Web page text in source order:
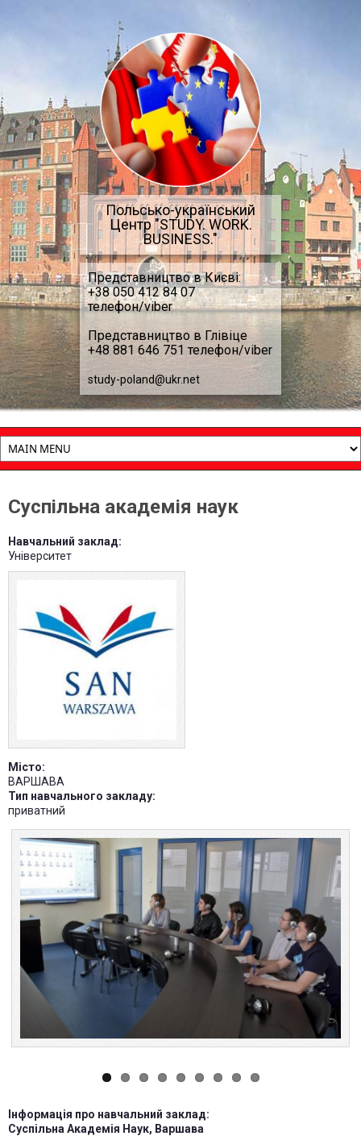
Польсько-український
Центр "STUDY. WORK.
BUSINESS."
Представництво в Києві:
+38 050 412 84 07
телефон/viber
Представництво в Глівіце
+48 881 646 751 телефон/viber
study-poland@ukr.net
Cуспільна академія наук
Навчальний заклад:
Університет
Місто:
ВАРШАВА
Тип навчального закладу:
приватний
Iнформацiя про навчальний заклад:
Суспільна Академія Наук, Варшава